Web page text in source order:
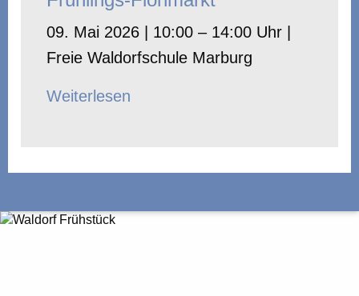
09. Mai 2026 | 10:00 – 14:00 Uhr |
Freie Waldorfschule Marburg
Weiterlesen